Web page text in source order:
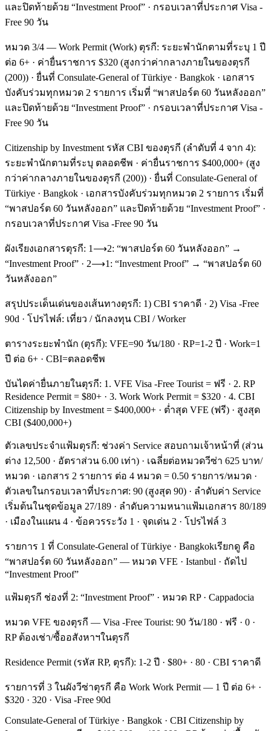
และปิดท้ายด้วย “Investment Proof” · กรอบเวลาที่ประกาศ Visa -
Free 90 วัน
หมวด 3/4 — Work Permit (Work) ตุรกี: ระยะพำนักตามที่ระบุ 1 ปี
ต่อ 6+ · ค่ายื่นราชการ $320 (สูงกว่าค่ากลางภายในของตุรกี
(200)) · ยื่นที่ Consulate-General of Türkiye · Bangkok · เอกสาร
บังคับร่วมทุกหมวด 2 รายการ เริ่มที่ “พาสปอร์ต 60 วันหลังออก”
และปิดท้ายด้วย “Investment Proof” · กรอบเวลาที่ประกาศ Visa -
Free 90 วัน
Citizenship by Investment รหัส CBI ของตุรกี (ลำดับที่ 4 จาก 4):
ระยะพำนักตามที่ระบุ ตลอดชีพ · ค่ายื่นราชการ $400,000+ (สูง
กว่าค่ากลางภายในของตุรกี (200)) · ยื่นที่ Consulate-General of
Türkiye · Bangkok · เอกสารบังคับร่วมทุกหมวด 2 รายการ เริ่มที่
“พาสปอร์ต 60 วันหลังออก” และปิดท้ายด้วย “Investment Proof” ·
กรอบเวลาที่ประกาศ Visa -Free 90 วัน
ผังเรียงเอกสารตุรกี: 1⟶2: “พาสปอร์ต 60 วันหลังออก” →
“Investment Proof” · 2⟶1: “Investment Proof” → “พาสปอร์ต 60
วันหลังออก”
สรุปประเด็นเด่นของเส้นทางตุรกี: 1) CBI ราคาดี · 2) Visa -Free
90d · โปรไฟล์: เที่ยว / นักลงทุน CBI / Worker
ตารางระยะพำนัก (ตุรกี): VFE=90 วัน/180 · RP=1-2 ปี · Work=1
ปี ต่อ 6+ · CBI=ตลอดชีพ
บันไดค่ายื่นภายในตุรกี: 1. VFE Visa -Free Tourist = ฟรี · 2. RP
Residence Permit = $80+ · 3. Work Work Permit = $320 · 4. CBI
Citizenship by Investment = $400,000+ · ต่ำสุด VFE (ฟรี) · สูงสุด
CBI ($400,000+)
ตัวเลขประจำแฟ้มตุรกี: ช่วงค่า Service สอบถามเจ้าหน้าที่ (ส่วน
ต่าง 12,500 · อัตราส่วน 6.00 เท่า) · เฉลี่ยต่อหมวดวีซ่า 625 บาท/
หมวด · เอกสาร 2 รายการ ต่อ 4 หมวด = 0.50 รายการ/หมวด ·
ตัวเลขในกรอบเวลาที่ประกาศ: 90 (สูงสุด 90) · ลำดับค่า Service
เริ่มต้นในชุดข้อมูล 27/189 · ลำดับความหนาแฟ้มเอกสาร 80/189
· เมืองในแผน 4 · ข้อควรระวัง 1 · จุดเด่น 2 · โปรไฟล์ 3
รายการ 1 ที่ Consulate-General of Türkiye · Bangkokเรียกดู คือ
“พาสปอร์ต 60 วันหลังออก” — หมวด VFE · Istanbul · ถัดไป
“Investment Proof”
แฟ้มตุรกี ช่องที่ 2: “Investment Proof” · หมวด RP · Cappadocia
หมวด VFE ของตุรกี — Visa -Free Tourist: 90 วัน/180 · ฟรี · 0 ·
RP ต้องเช่า/ซื้ออสังหาฯในตุรกี
Residence Permit (รหัส RP, ตุรกี): 1-2 ปี · $80+ · 80 · CBI ราคาดี
รายการที่ 3 ในผังวีซ่าตุรกี คือ Work Work Permit — 1 ปี ต่อ 6+ ·
$320 · 320 · Visa -Free 90d
Consulate-General of Türkiye · Bangkok · CBI Citizenship by